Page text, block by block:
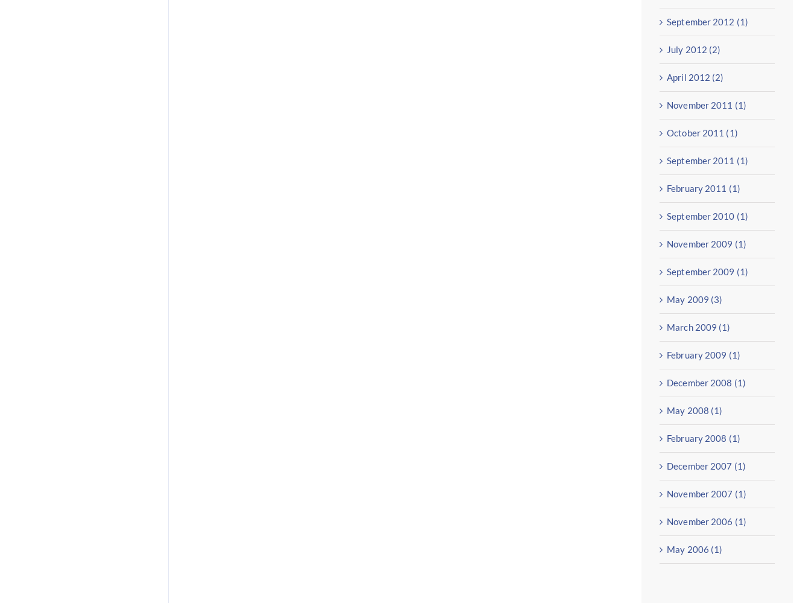
September 2012 (1)
July 2012 (2)
April 2012 (2)
November 2011 (1)
October 2011 (1)
September 2011 (1)
February 2011 (1)
September 2010 (1)
November 2009 (1)
September 2009 (1)
May 2009 (3)
March 2009 (1)
February 2009 (1)
December 2008 (1)
May 2008 (1)
February 2008 (1)
December 2007 (1)
November 2007 (1)
November 2006 (1)
May 2006 (1)